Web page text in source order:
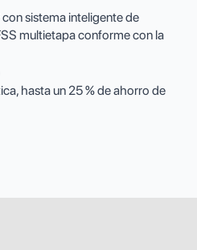
sistema inteligente de
multietapa conforme con la
hasta un 25 % de ahorro de